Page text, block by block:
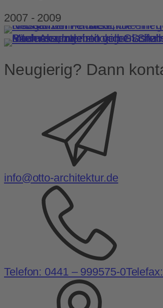
2007 - 2009
Neugierig? Dann
info@otto-architektur.de
Telefon: 0441 – 999575-0Telefax: